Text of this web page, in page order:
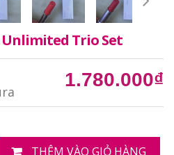
Unlimited Trio Set
1.780.000₫
THÊM VÀO GIỎ HÀNG